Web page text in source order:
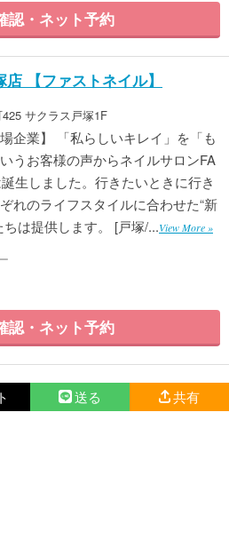
認・ネット予約
【ファストネイル】
サクラス戸塚1F
企業】 「私らしいキレイ」を「も
うお客様の声からネイルサロンFA
生しました。行きたいときに行き
れのライフスタイルに合わせた“新
は提供します。 [戸塚/...View More »
認・ネット予約
送る 共有